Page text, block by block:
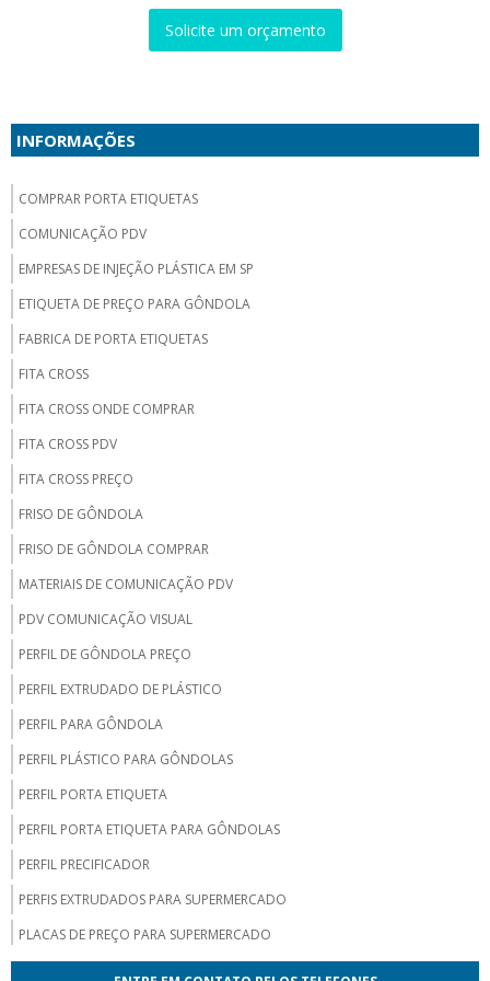
Solicite um orçamento
INFORMAÇÕES
COMPRAR PORTA ETIQUETAS
COMUNICAÇÃO PDV
EMPRESAS DE INJEÇÃO PLÁSTICA EM SP
ETIQUETA DE PREÇO PARA GÔNDOLA
FABRICA DE PORTA ETIQUETAS
FITA CROSS
FITA CROSS ONDE COMPRAR
FITA CROSS PDV
FITA CROSS PREÇO
FRISO DE GÔNDOLA
FRISO DE GÔNDOLA COMPRAR
MATERIAIS DE COMUNICAÇÃO PDV
PDV COMUNICAÇÃO VISUAL
PERFIL DE GÔNDOLA PREÇO
PERFIL EXTRUDADO DE PLÁSTICO
PERFIL PARA GÔNDOLA
PERFIL PLÁSTICO PARA GÔNDOLAS
PERFIL PORTA ETIQUETA
PERFIL PORTA ETIQUETA PARA GÔNDOLAS
PERFIL PRECIFICADOR
PERFIS EXTRUDADOS PARA SUPERMERCADO
PLACAS DE PREÇO PARA SUPERMERCADO